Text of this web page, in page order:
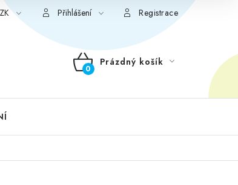
Přihlášení Registrace
NÁKUPNÍ
Prázdný košík